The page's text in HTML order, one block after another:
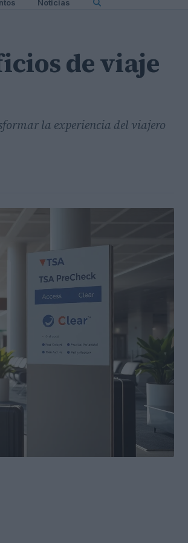
Noticias
de viaje
la experiencia del viajero